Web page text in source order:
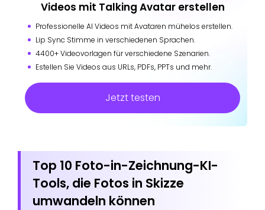
Videos mit Talking Avatar erstellen
Professionelle AI Videos mit Avataren mühelos erstellen.
Lip Sync Stimme in verschiedenen Sprachen.
4400+ Videovorlagen für verschiedene Szenarien.
Estellen Sie Videos aus URLs, PDFs, PPTs und mehr.
Jetzt testen
Top 10 Foto-in-Zeichnung-KI-
Tools, die Fotos in Skizze
umwandeln können